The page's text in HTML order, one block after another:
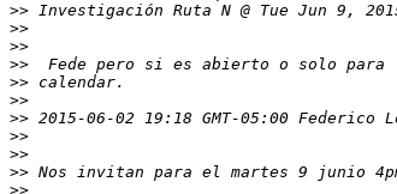
>> Investigación Ruta N @ Tue Jun 9,
>>
>>
>>
>>
>>
>> 2015-06-02 19:18 GMT-05:00 Federico
>>
>>
>>
>>